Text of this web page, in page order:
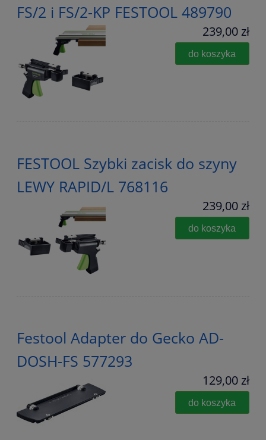
FS/2 i FS/2-KP FESTOOL 489790
239,00 zł
do koszyka
FESTOOL Szybki zacisk do szyny
LEWY RAPID/L 768116
239,00 zł
do koszyka
Festool Adapter do Gecko AD-
DOSH-FS 577293
129,00 zł
do koszyka